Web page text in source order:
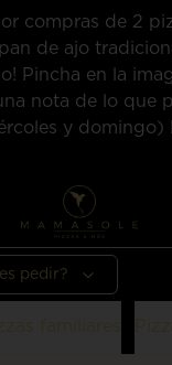
compras de 2
de ajo
Pincha en la
nota de lo que
y domingo)
pedir?